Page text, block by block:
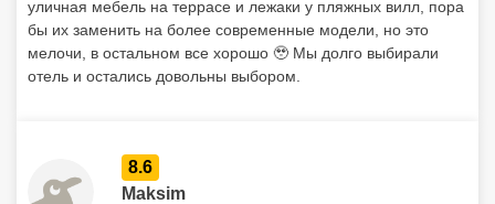
уличная мебель на террасе и лежаки у пляжных вилл, пора
бы их заменить на более современные модели, но это
мелочи, в остальном все хорошо 🥹 Мы долго выбирали
отель и остались довольны выбором.
8.6
Maksim